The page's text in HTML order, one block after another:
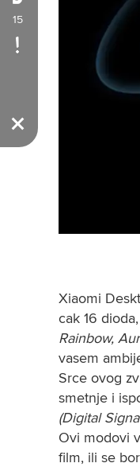
15
Xiaomi
cak 16
Rainbow,
vasem
Srce ovog
smetnje i
(Digital
Ovi modovi
film, ili se